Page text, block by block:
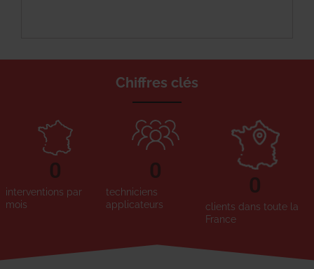
Chiffres clés
interventions par
mois
0
techniciens
applicateurs
0
clients dans toute la
France
0